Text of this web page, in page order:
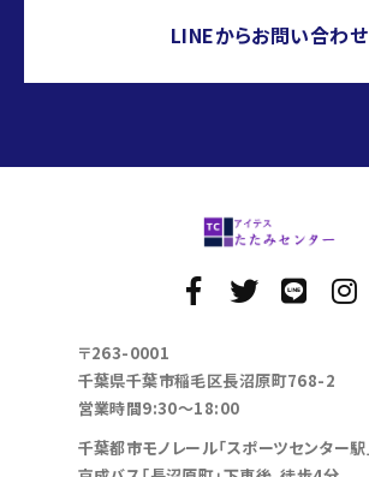
LINEからお問い合わせ
〒263-0001
千葉県千葉市稲毛区長沼原町768-2
営業時間9:30～18:00
千葉都市モノレール「スポーツセンター駅